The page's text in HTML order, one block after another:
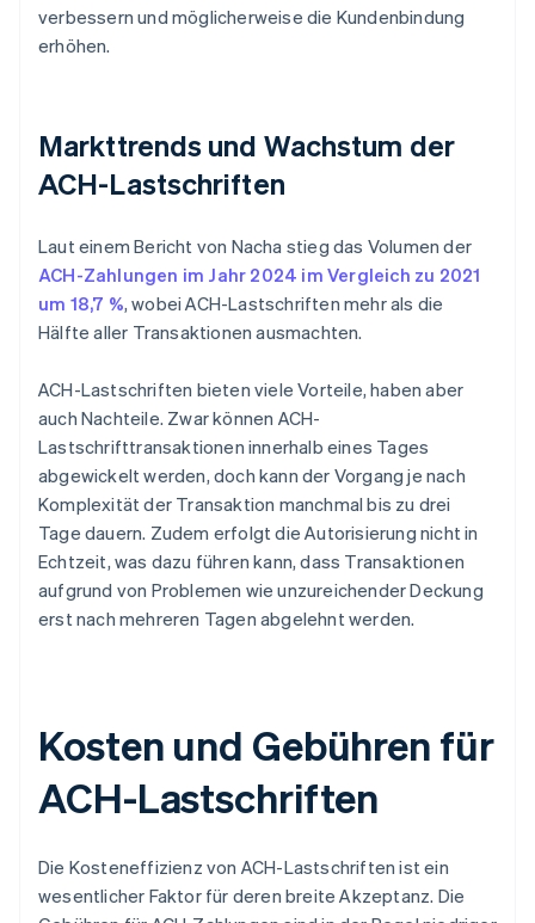
verbessern und möglicherweise die Kundenbindung
erhöhen.
Markttrends und Wachstum der
ACH-Lastschriften
Laut einem Bericht von Nacha stieg das Volumen der
ACH-Zahlungen im Jahr 2024 im Vergleich zu 2021
um 18,7 %, wobei ACH-Lastschriften mehr als die
Hälfte aller Transaktionen ausmachten.
ACH-Lastschriften bieten viele Vorteile, haben aber
auch Nachteile. Zwar können ACH-
Lastschrifttransaktionen innerhalb eines Tages
abgewickelt werden, doch kann der Vorgang je nach
Komplexität der Transaktion manchmal bis zu drei
Tage dauern. Zudem erfolgt die Autorisierung nicht in
Echtzeit, was dazu führen kann, dass Transaktionen
aufgrund von Problemen wie unzureichender Deckung
erst nach mehreren Tagen abgelehnt werden.
Kosten und Gebühren für
ACH-Lastschriften
Die Kosteneffizienz von ACH-Lastschriften ist ein
wesentlicher Faktor für deren breite Akzeptanz. Die